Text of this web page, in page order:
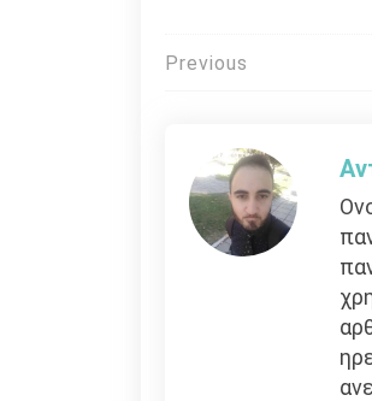
Πλοήγηση
Previous